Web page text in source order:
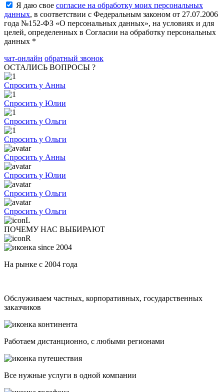
Я даю свое согласие на обработку моих персональных
данных, в соответствии с Федеральным законом от 27.07.2006
года №152-ФЗ «О персональных данных», на условиях и для
целей, определенных в Согласии на обработку персональных
данных *
чат-онлайн обратный звонок
ОСТАЛИСЬ ВОПРОСЫ ?
Спросить у Анны
Спросить у Юлии
Спросить у Ольги
Спросить у Ольги
Спросить у Анны
Спросить у Юлии
Спросить у Ольги
Спросить у Ольги
ПОЧЕМУ НАС ВЫБИРАЮТ
На рынке с 2004 года
Обслуживаем частных, корпоративных, государственных
заказчиков
Работаем дистанционно, с любыми регионами
Все нужные услуги в одной компании